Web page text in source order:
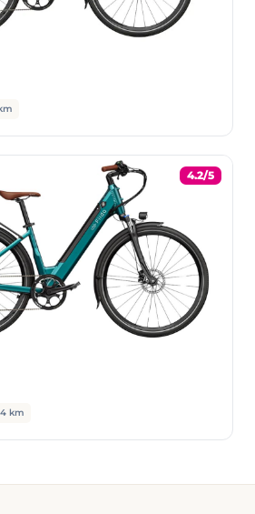
4.2/5
km